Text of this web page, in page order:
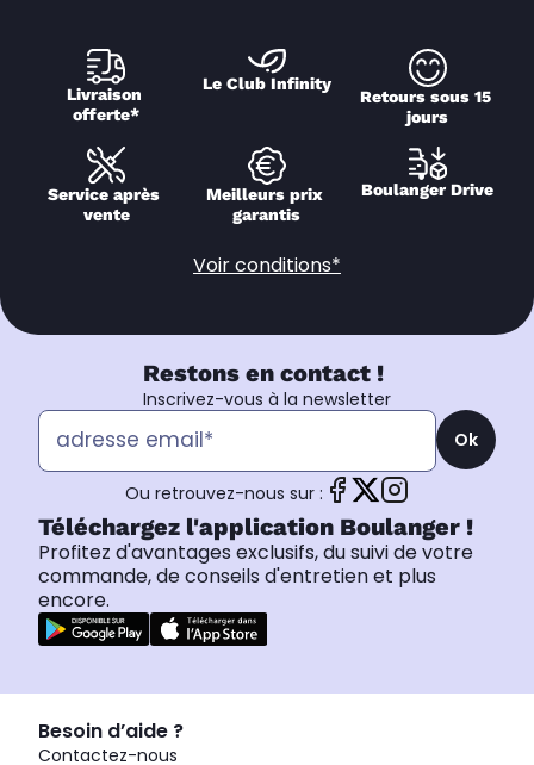
Livraison
offerte*
Le Club Infinity
Retours sous 15
jours
Service après
vente
Meilleurs prix
garantis
Boulanger Drive
Voir conditions*
Restons en contact !
Inscrivez-vous à la newsletter
Ok
Ou retrouvez-nous sur :
Téléchargez l'application Boulanger !
Profitez d'avantages exclusifs, du suivi de votre
commande, de conseils d'entretien et plus
encore.
Besoin d’aide ?
Contactez-nous